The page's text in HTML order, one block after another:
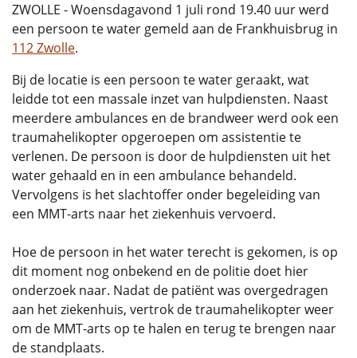
ZWOLLE - Woensdagavond 1 juli rond 19.40 uur werd
een persoon te water gemeld aan de Frankhuisbrug in
112 Zwolle.
Bij de locatie is een persoon te water geraakt, wat
leidde tot een massale inzet van hulpdiensten. Naast
meerdere ambulances en de brandweer werd ook een
traumahelikopter opgeroepen om assistentie te
verlenen. De persoon is door de hulpdiensten uit het
water gehaald en in een ambulance behandeld.
Vervolgens is het slachtoffer onder begeleiding van
een MMT-arts naar het ziekenhuis vervoerd.
Hoe de persoon in het water terecht is gekomen, is op
dit moment nog onbekend en de politie doet hier
onderzoek naar. Nadat de patiënt was overgedragen
aan het ziekenhuis, vertrok de traumahelikopter weer
om de MMT-arts op te halen en terug te brengen naar
de standplaats.